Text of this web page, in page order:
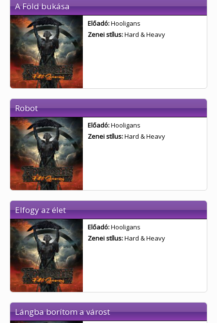
A Föld bukása
Előadó:Hooligans
Zenei stílus:Hard & Heavy
Robot
Előadó:Hooligans
Zenei stílus:Hard & Heavy
Elfogy az élet
Előadó:Hooligans
Zenei stílus:Hard & Heavy
Lángba borítom a várost